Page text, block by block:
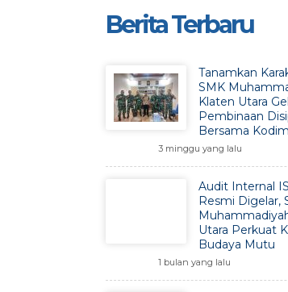
Berita Terbaru
Tanamkan
SMK
Klaten Utara
Pembinaan
Bersama
3 minggu yang lalu
Audit Internal
Resmi Digelar,
Utara Perkuat
Budaya Mutu
1 bulan yang lalu